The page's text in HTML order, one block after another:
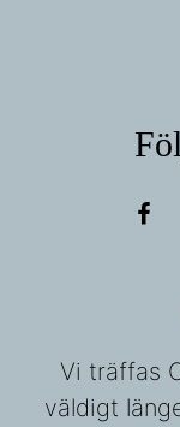
Vi träffas
väldigt